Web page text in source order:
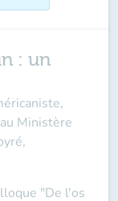
: un
Ministère
"De l'os